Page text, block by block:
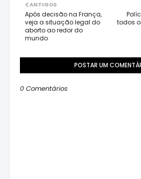
todos
ANTIGOS
Após decisão na França,
veja a situação legal do
aborto ao redor do
mundo
POSTAR UM
0 Comentários